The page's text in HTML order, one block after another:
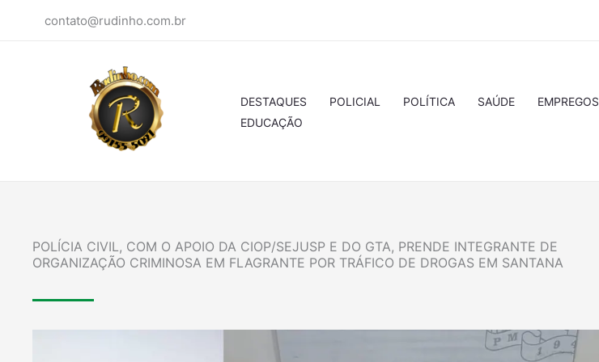
contato@rudinho.com.br
DESTAQUES POLICIAL POLÍTICA SAÚDE EMPREGOS
EDUCAÇÃO
POLÍCIA CIVIL, COM O APOIO DA CIOP/SEJUSP E DO GTA, PRENDE INTEGRANTE DE
ORGANIZAÇÃO CRIMINOSA EM FLAGRANTE POR TRÁFICO DE DROGAS EM SANTANA